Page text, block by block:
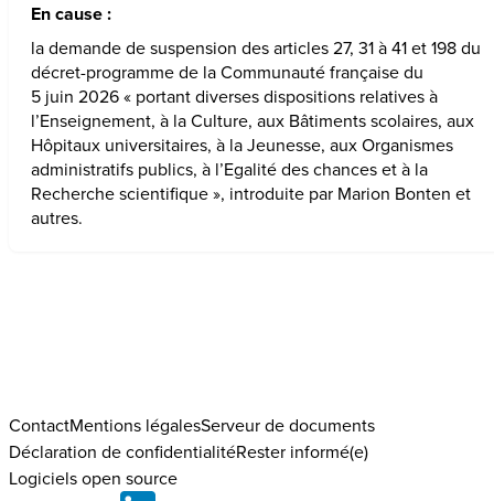
En cause :
la demande de suspension des articles 27, 31 à 41 et 198 du
décret-programme de la Communauté française du
5 juin 2026 « portant diverses dispositions relatives à
l’Enseignement, à la Culture, aux Bâtiments scolaires, aux
Hôpitaux universitaires, à la Jeunesse, aux Organismes
administratifs publics, à l’Egalité des chances et à la
Recherche scientifique », introduite par Marion Bonten et
autres.
ContactMentions légalesServeur de documents
Déclaration de confidentialitéRester informé(e)
Logiciels open source